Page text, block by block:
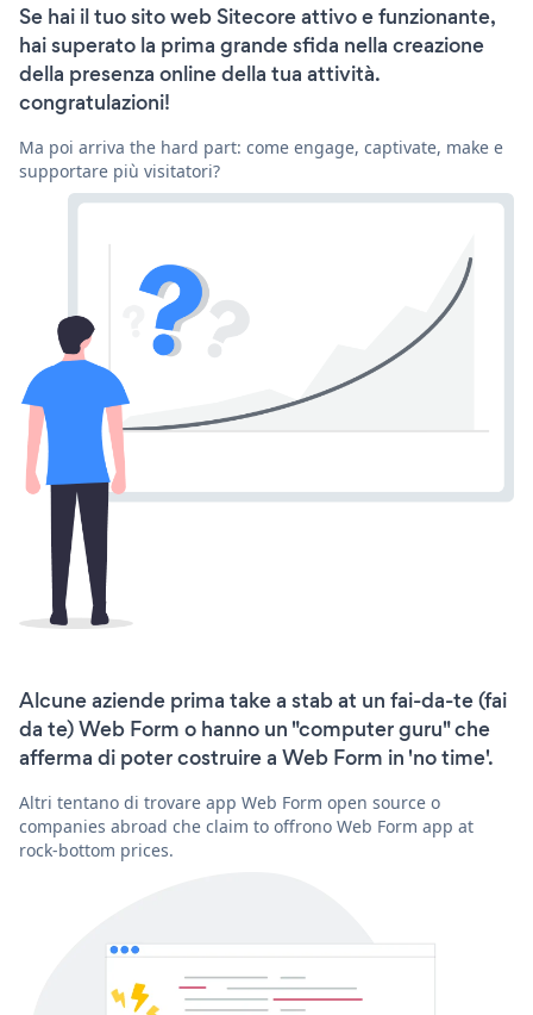
Se hai il tuo sito web Sitecore attivo e funzionante,
hai superato la prima grande sfida nella creazione
della presenza online della tua attività.
congratulazioni!
Ma poi arriva the hard part: come engage, captivate, make e
supportare più visitatori?
Alcune aziende prima take a stab at un fai-da-te (fai
da te) Web Form o hanno un "computer guru" che
afferma di poter costruire a Web Form in 'no time'.
Altri tentano di trovare app Web Form open source o
companies abroad che claim to offrono Web Form app at
rock-bottom prices.